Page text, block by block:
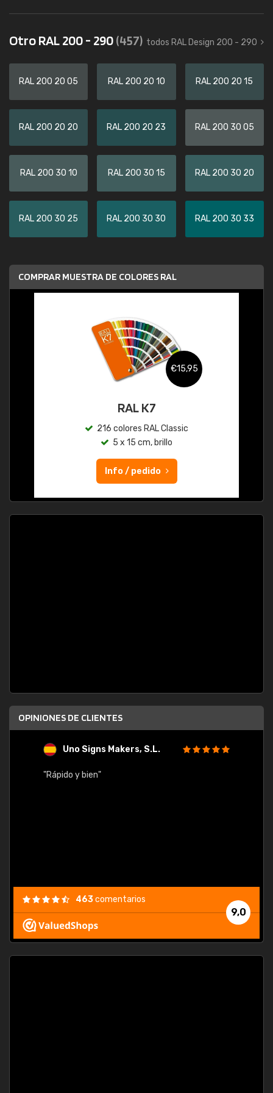
Otro RAL 200 - 290(457) todos RAL Design 200 - 290
RAL 200 20 05 RAL 200 20 10 RAL 200 20 15
RAL 200 20 20 RAL 200 20 23 RAL 200 30 05
RAL 200 30 10 RAL 200 30 15 RAL 200 30 20
RAL 200 30 25 RAL 200 30 30 RAL 200 30 33
COMPRAR MUESTRA DE COLORES RAL
€15,95
RAL K7
216 colores RAL Classic
5 x 15 cm, brillo
Info / pedido
OPINIONES DE CLIENTES
Uno Signs Makers, S.L.
"Rápido y bien"
9,0
463comentarios